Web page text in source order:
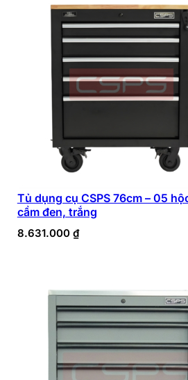
Tủ dụng cụ CSPS 76cm – 05
cầm đen, trắng
8.631.000 ₫